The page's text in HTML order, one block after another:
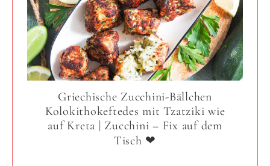
Griechische Zucchini-Bällchen
Kolokithokeftedes mit Tzatziki wie
auf Kreta | Zucchini – Fix auf dem
Tisch ❤